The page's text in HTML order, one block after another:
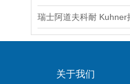
关于我们